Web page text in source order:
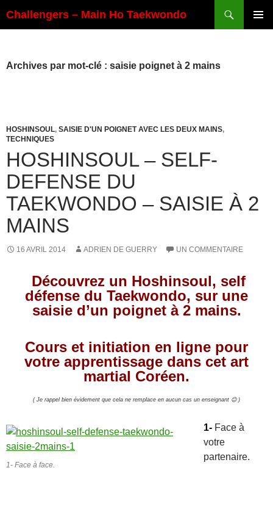
au
Challengers – Main Ho Taekwondo
Archives par mot-clé : saisie poignet à 2 mains
HOSHINSOUL, SAISIE D'UN POIGNET AVEC LES DEUX MAINS,
TECHNIQUES
HOSHINSOUL – SELF-
DEFENSE DU
TAEKWONDO – SAISIE À 2
MAINS
16 AVRIL 2014 ADRIEN DE GUERRY UN COMMENTAIRE
Découvrez un Hoshinsoul, self
défense du Taekwondo, sur une
saisie d’un poignet à 2 mains.
Cours et initiation en ligne pour
votre apprentissage dans cet art
martial Coréen.
( Je rappel bien évidement que cela ne remplace en aucun cas un enseignant 😉 )
1- Face à face.
1- Face à
votre
partenaire.